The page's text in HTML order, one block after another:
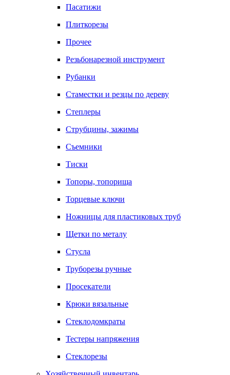
Пасатижи
Плиткорезы
Прочее
Резьбонарезной инструмент
Рубанки
Стаместки и резцы по дереву
Степлеры
Струбцины, зажимы
Съемники
Тиски
Топоры, топорища
Торцевые ключи
Ножницы для пластиковых труб
Щетки по металу
Стусла
Труборезы ручные
Просекатели
Крюки вязальные
Стеклодомкраты
Тестеры напряжения
Стеклорезы